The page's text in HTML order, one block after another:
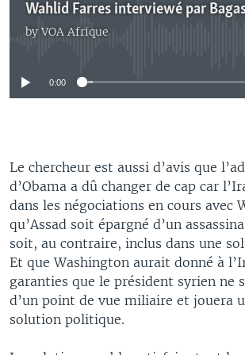
Wahlid Farres interviewé par
byVOA Afrique
No media source currently
0:00
Le chercheur est aussi d’avis que
d’Obama a dû changer de cap car
dans les négociations en cours avec
qu’Assad soit épargné d’un
soit, au contraire, inclus dans une
Et que Washington aurait donné à
garanties que le président syrien ne
d’un point de vue miliaire et jouera
solution politique.